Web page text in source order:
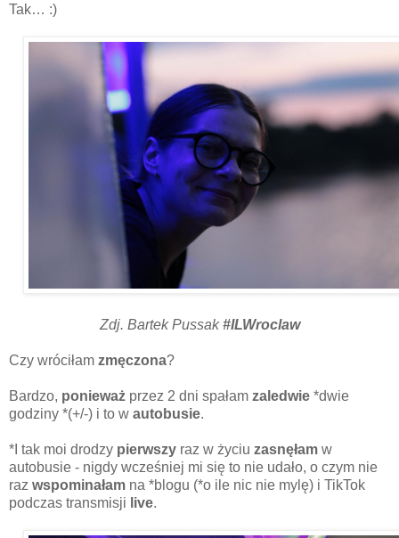
Tak… :)
Zdj. Bartek Pussak#ILWroclaw
Czy wróciłam zmęczona?
Bardzo, ponieważ przez 2 dni spałam zaledwie *dwie
godziny *(+/-) i to w autobusie.
*I tak moi drodzy pierwszy raz w życiu zasnęłam w
autobusie - nigdy wcześniej mi się to nie udało, o czym nie
raz wspominałam na *blogu (*o ile nic nie mylę) i TikTok
podczas transmisji live.